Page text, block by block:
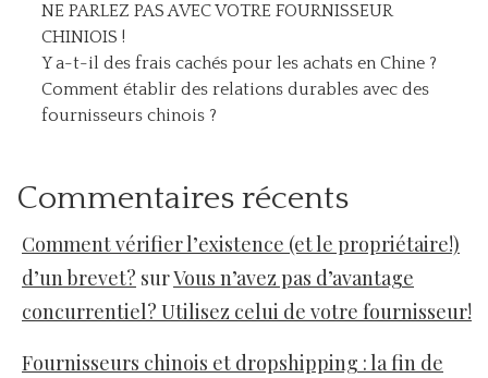
NE PARLEZ PAS AVEC VOTRE FOURNISSEUR
CHINIOIS !
Y a-t-il des frais cachés pour les achats en Chine ?
Comment établir des relations durables avec des
fournisseurs chinois ?
Commentaires récents
Comment vérifier l’existence (et le propriétaire!)
d’un brevet? surVous n’avez pas d’avantage
concurrentiel? Utilisez celui de votre fournisseur!
Fournisseurs chinois et dropshipping : la fin de